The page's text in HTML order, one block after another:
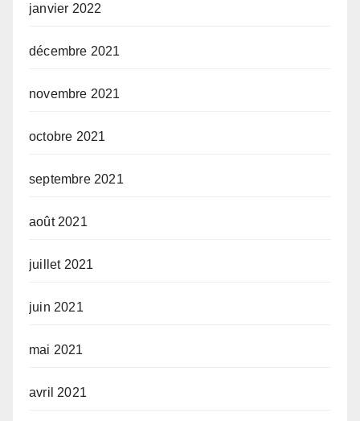
janvier 2022
décembre 2021
novembre 2021
octobre 2021
septembre 2021
août 2021
juillet 2021
juin 2021
mai 2021
avril 2021